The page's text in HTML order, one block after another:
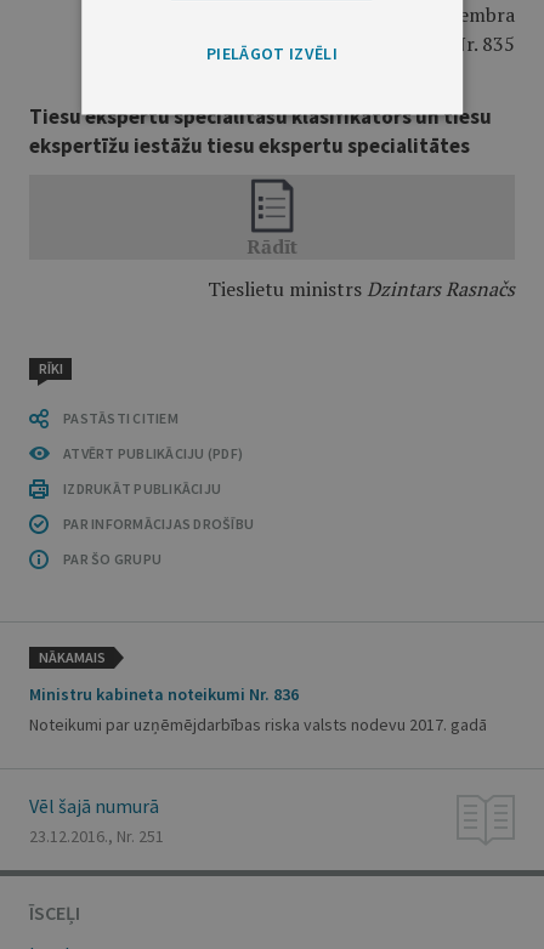
2016. gada 20. decembra
noteikumiem Nr. 835
Tiesu ekspertu specialitāšu klasifikators un tiesu
ekspertīžu iestāžu tiesu ekspertu specialitātes
Tieslietu ministrsDzintars Rasnačs
RĪKI
PASTĀSTI CITIEM
ATVĒRT PUBLIKĀCIJU (PDF)
IZDRUKĀT PUBLIKĀCIJU
PAR INFORMĀCIJAS DROŠĪBU
PAR ŠO GRUPU
NĀKAMAIS
Ministru kabineta noteikumi Nr. 836
Noteikumi par uzņēmējdarbības riska valsts nodevu 2017. gadā
Vēl šajā numurā
23.12.2016., Nr. 251
ĪSCEĻI
PIELĀGOT IZVĒLI